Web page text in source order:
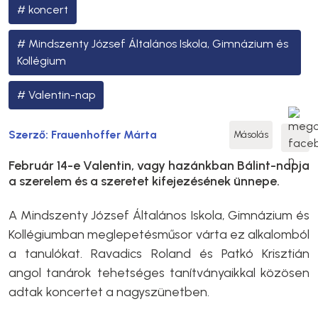
koncert
Mindszenty József Általános Iskola, Gimnázium és
Kollégium
Valentin-nap
Szerző: Frauenhoffer Márta Másolás
Február 14-e Valentin, vagy hazánkban Bálint-napja
a szerelem és a szeretet kifejezésének ünnepe.
A Mindszenty József Általános Iskola, Gimnázium és
Kollégiumban meglepetésműsor várta ez alkalomból
a tanulókat. Ravadics Roland és Patkó Krisztián
angol tanárok tehetséges tanítványaikkal közösen
adtak koncertet a nagyszünetben.